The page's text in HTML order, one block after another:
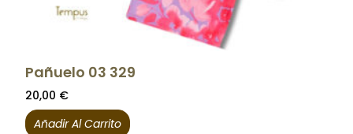
Pañuelo 03 329
20,00 €
Añadir Al Carrito